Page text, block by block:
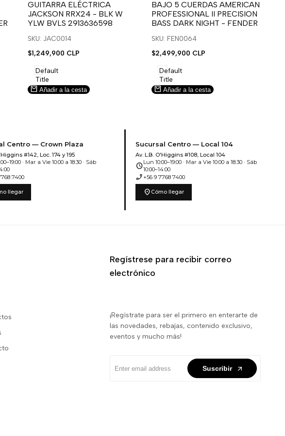
para
usar
la
lista
deseos.
para
usar
Compare
GUITARRA ELÉCTRICA
JACKSON RRX24 - BLK W
YLW BVLS 2913636598
SKU: JAC0014
Precio
venta
$1,249,900 CLP
Default
Title
Añadir a la cesta
para
usar
la
lista
deseos.
para
usar
Compare
BAJO 5 CUERDAS AMERICAN
PROFESSIONAL II PRECISION
BASS DARK NIGHT - FENDER
SKU: FEN0064
Precio
venta
$2,499,900 CLP
Default
Title
Añadir a la cesta
Centro — Crown Plaza
#142, Loc. 174 y 195
· Mar a Vie 10:00 a 18:30 · Sáb
7400
llegar
Sucursal Centro — Local 104
Av. L.B. O'Higgins #108, Local 104
scheduleLun 10:00–19:00 · Mar a Vie 10:00 a 18:30 · Sáb
10:00–14:00
phone_enabled +56 9 7768 7400
location_on Cómo llegar
Regístrese para recibir correo
electrónico
¡Regístrate para ser el primero en enterarte de
las novedades, rebajas, contenido exclusivo,
eventos y mucho más!
Suscribir